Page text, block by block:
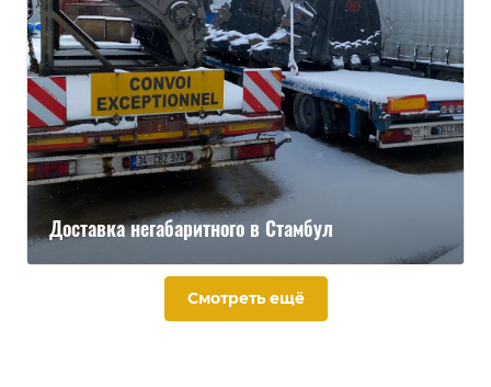
Доставка негабаритного в Стамбул
Смотреть ещё